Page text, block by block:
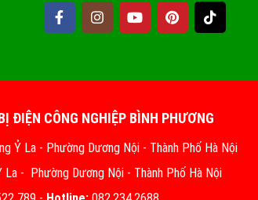
ĐIỆN CÔNG NGHIỆP BÌNH PHƯƠNG
Ỷ La - Phường Dương Nội - Thành Phố Hà Nội
- Phường Dương Nội - Thành Phố Hà Nội